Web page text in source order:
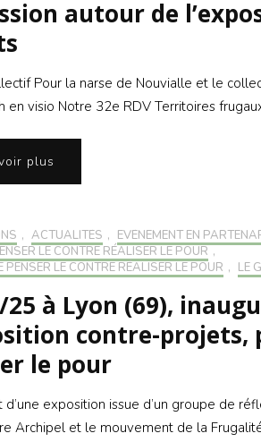
autour de
Pour la narse de Nouvialle et le
en visio Notre 32e RDV Territoires
plus
, ACTUALITÉS , EVÉNEMENT EN
LE CONTRE RÉALISER LE POUR ,
PENSER LE CONTRE RÉALISER LE POUR , LE
25 à Lyon (69),
contre-projets,
le pour
d’une exposition issue d’un groupe de
Archipel et le mouvement de la